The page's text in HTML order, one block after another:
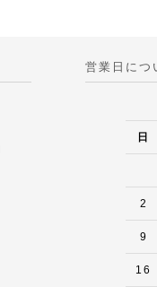
営業日につ
日
2
9
16